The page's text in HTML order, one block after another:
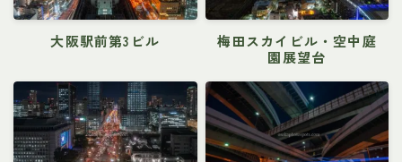
大阪駅前第3ビル
梅田スカイビル・空中庭
園展望台